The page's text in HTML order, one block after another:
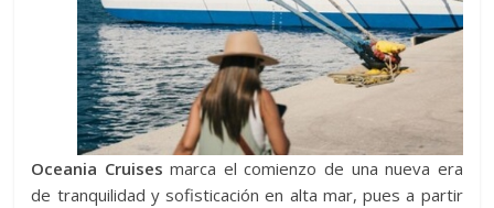
Oceania Cruises marca el comienzo de una nueva era
de tranquilidad y sofisticación en alta mar, pues a partir